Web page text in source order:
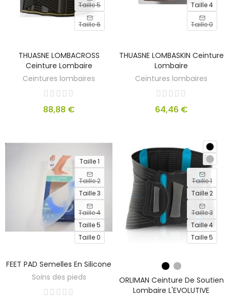
Taille 5
Taille 6
THUASNE LOMBACROSS
Ceinture Lombaire
Ceintures lombaires
88,88 €
Taille 4
Taille 0
THUASNE LOMBASKIN Ceinture
Lombaire
Ceintures lombaires
64,46 €
Taille 1
Taille 2
Taille 3
Taille 4
Taille 5
Taille 0
FEET PAD Semelles En Silicone
Soins des pieds
OF
Taille 1
Taille 2
Taille 3
Taille 4
Taille 5
ORLIMAN Ceinture De Soutien
Lombaire L'EVOLUTIVE
OF